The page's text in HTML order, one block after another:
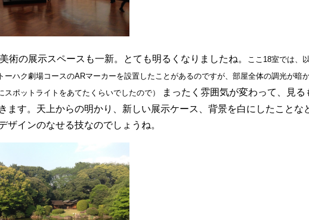
術の展示スペースも一新。とても明るくなりましたね。
ここ18室では、
ーハク劇場コースのARマーカーを設置したことがあるのですが、部屋全体の調光が暗か
スポットライトをあてたくらいでしたので）
まったく雰囲気が変わって、見る
ます。 天上からの明かり、新しい展示ケース、背景を白にしたことな
ザインのなせる技なのでしょうね。